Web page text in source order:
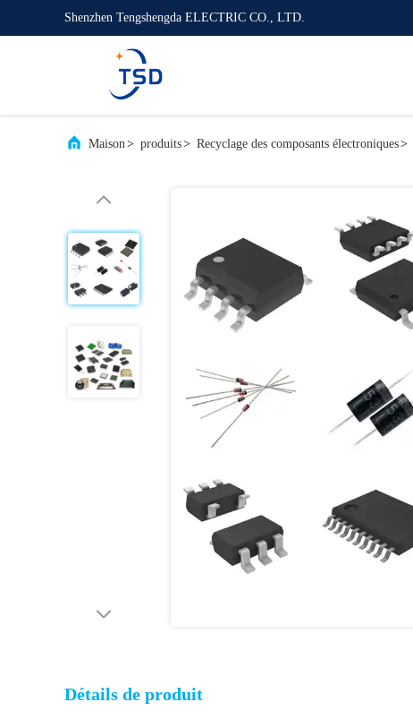
Shenzhen Tengshengda ELECTRIC CO., LTD.
Maison> produits> Recyclage des composants électroniques>
Détails de produit